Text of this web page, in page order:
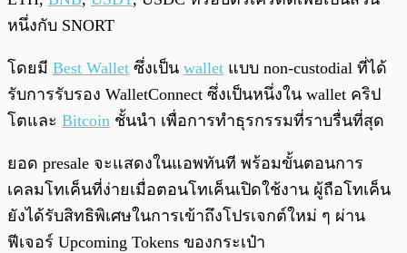
หนึ่งกับ SNORT
โดยมี Best Wallet ซึ่งเป็น wallet แบบ non-custodial ที่ได้
รับการรับรอง WalletConnect ซึ่งเป็นหนึ่งใน wallet คริป
โตและ Bitcoin ชั้นนำ เพื่อการทำธุรกรรมที่ราบรื่นที่สุด
ยอด presale จะแสดงในแอพทันที พร้อมขั้นตอนการ
เคลมโทเค็นที่ง่ายเมื่อตอนโทเค็นเปิดใช้งาน ผู้ถือโทเค็น
ยังได้รับสิทธิพิเศษในการเข้าถึงโปรเจกต์ใหม่ ๆ ผ่าน
ฟีเจอร์ Upcoming Tokens ของกระเป๋า